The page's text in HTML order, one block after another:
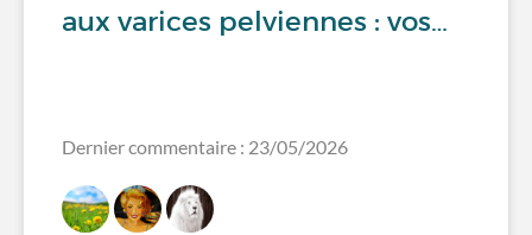
aux varices pelviennes : vos…
Dernier commentaire : 23/05/2026